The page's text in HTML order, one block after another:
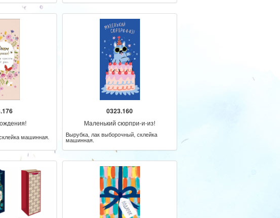
машинная.
0323.160
Маленький сюрпри-и-из!
Вырубка, лак выборочный, склейка
машинная.